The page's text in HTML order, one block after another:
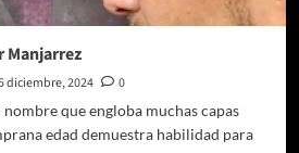
Manjarrez
diciembre, 2024
0
que engloba muchas capas
edad demuestra habilidad para